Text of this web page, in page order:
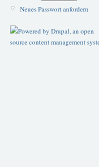
Neues Passwort anfordern